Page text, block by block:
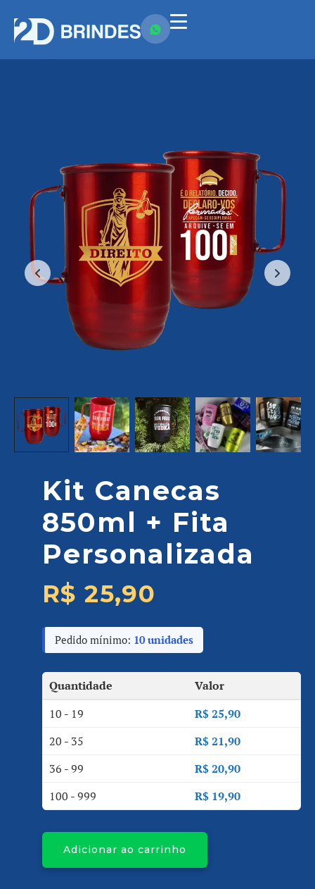
Kit Canecas
850ml + Fita
Personalizada
R$ 25,90
Pedido mínimo: 10 unidades
Quantidade
Valor
10 - 19
R$25,90
20 - 35
R$21,90
36 - 99
R$20,90
100 - 999
R$ 19,90
Adicionar ao carrinho